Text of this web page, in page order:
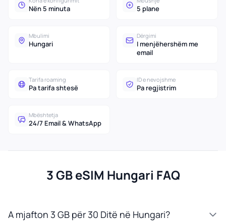
Nën 5 minuta 5 plane
Mbulimi
Hungari
Dërgimi
I menjëhershëm me
email
Tarifa roaming
Pa tarifa shtesë
ID e nevojshme
Pa regjistrim
Mbështetja
24/7 Email & WhatsApp
3 GB eSIM Hungari FAQ
A mjafton 3 GB për 30 Ditë në Hungari?